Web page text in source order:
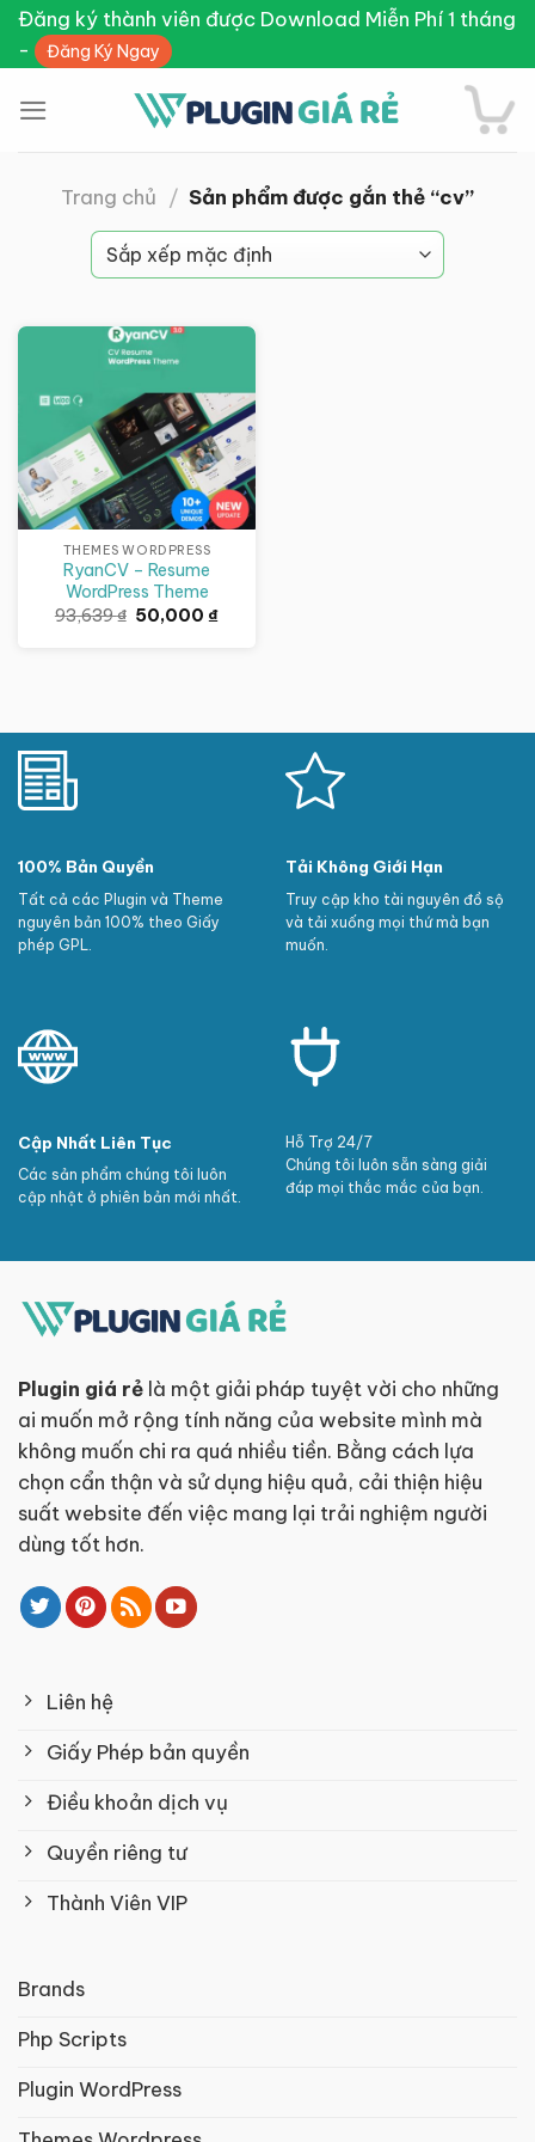
Skip
content
Đăng ký thành viên được Download Miễn Phí 1 tháng
-
Đăng Ký Ngay
Trang chủ / Sản phẩm được gắn thẻ “cv”
THEMES WORDPRESS
RyanCV – Resume
WordPress Theme
93,639₫ Giá
gốc
50,000₫Giá
100% Bản Quyền
Tất cả các Plugin và Theme
nguyên bản 100% theo Giấy
phép GPL.
Tải Không Giới Hạn
Truy cập kho tài nguyên đồ sộ
và tải xuống mọi thứ mà bạn
muốn.
Cập Nhất Liên Tục
Các sản phẩm chúng tôi luôn
cập nhật ở phiên bản mới nhất.
Hỗ Trợ 24/7
Chúng tôi luôn sẵn sàng giải
đáp mọi thắc mắc của bạn.
Plugin giá rẻ là một giải pháp tuyệt vời cho những
ai muốn mở rộng tính năng của website mình mà
không muốn chi ra quá nhiều tiền. Bằng cách lựa
chọn cẩn thận và sử dụng hiệu quả, cải thiện hiệu
suất website đến việc mang lại trải nghiệm người
dùng tốt hơn.
Liên hệ
Giấy Phép bản quyền
Điều khoản dịch vụ
Quyền riêng tư
Thành Viên VIP
Brands
Php Scripts
Plugin WordPress